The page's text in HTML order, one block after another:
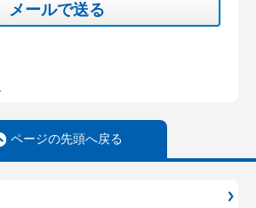
メールで送る
ページの先頭へ戻る